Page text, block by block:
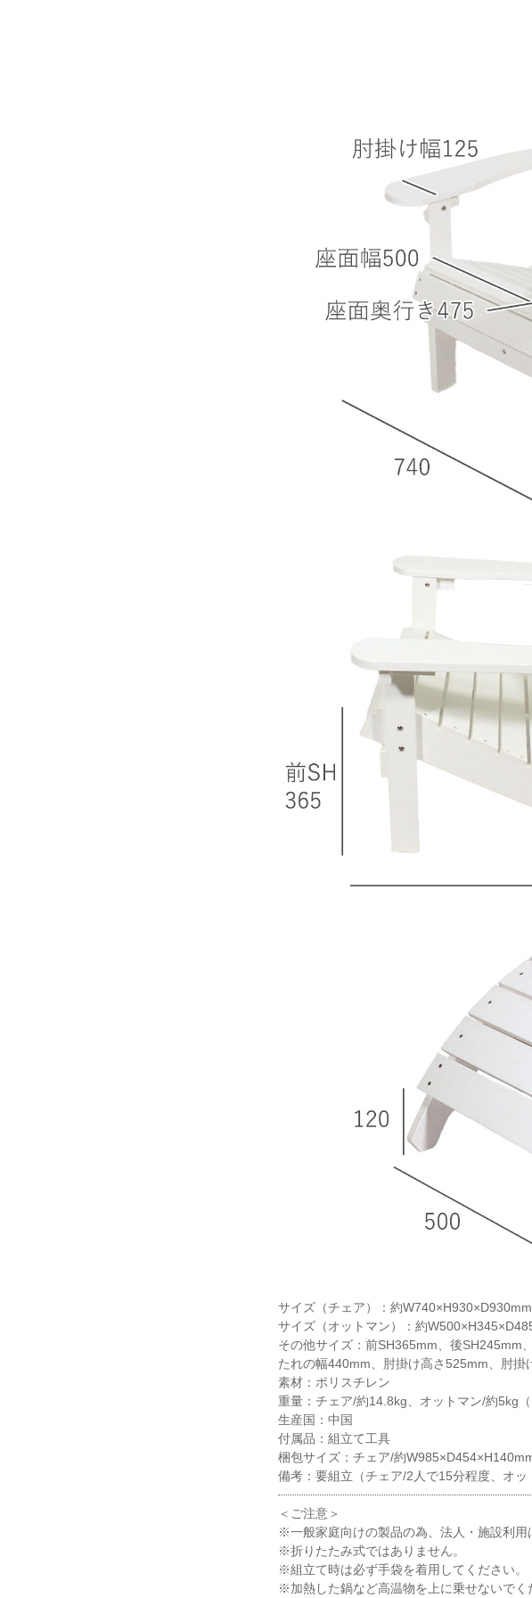
サイズ（チェア）：約W740×H930×D930mm
サイズ（オットマン）：約
その他サイズ：前SH365mm、後SH245mm
たれの幅440mm、肘掛け高さ525mm、肘掛
素材：ポリスチレン
重量：チェア/約14.8kg、オットマン/約5kg（
生産国：中国
付属品：組立て工具
梱包サイズ：チェア/約
備考：要組立（チェア/2人で15分程度、オッ
＜ご注意＞
※一般家庭向けの製品の為、法人・施設利用
※折りたたみ式ではありません。
※組立て時は必ず手袋を着用してください。
※加熱した鍋など高温物を上に乗せないでく